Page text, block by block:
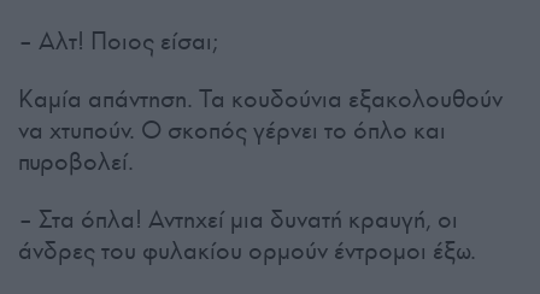
– Αλτ! Ποιος είσαι;
Καμία απάντηση. Τα κουδούνια εξακολουθούν
να χτυπούν. Ο σκοπός γέρνει το όπλο και
πυροβολεί.
– Στα όπλα! Αντηχεί μια δυνατή κραυγή, οι
άνδρες του φυλακίου ορμούν έντρομοι έξω.